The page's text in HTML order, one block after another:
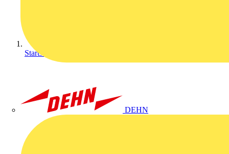
DEHN
Startseite